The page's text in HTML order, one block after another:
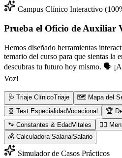
Campus Clínico Interactivo
Prueba el Oficio de Auxiliar
Hemos diseñado herramientas
temario del curso para que sientas la
descubras tu futuro hoy mismo. 🗣️
Voz!
🩺 Triaje ClínicoTriaje 🗺️ Mapa del
🧬 Test EspecialidadVocacional 🏆
🐾 Constantes & EdadVitales 👨‍⚕️
💰 Calculadora SalarialSalario
Simulador de Casos Prácticos